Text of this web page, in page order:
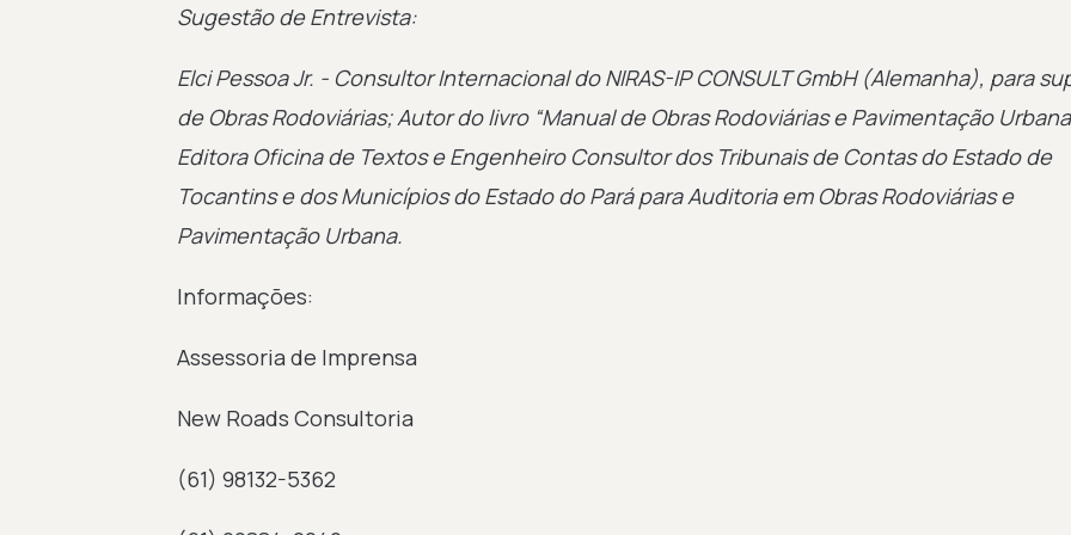
Sugestão de Entrevista:
Elci Pessoa Jr. - Consultor Internacional do NIRAS-IP CONSULT GmbH (Alemanha), para
de Obras Rodoviárias; Autor do livro “Manual de Obras Rodoviárias e Pavimentação
Editora Oficina de Textos e Engenheiro Consultor dos Tribunais de Contas do Estado de
Tocantins e dos Municípios do Estado do Pará para Auditoria em Obras Rodoviárias e
Pavimentação Urbana.
Informações:
Assessoria de Imprensa
New Roads Consultoria
(61) 98132-5362